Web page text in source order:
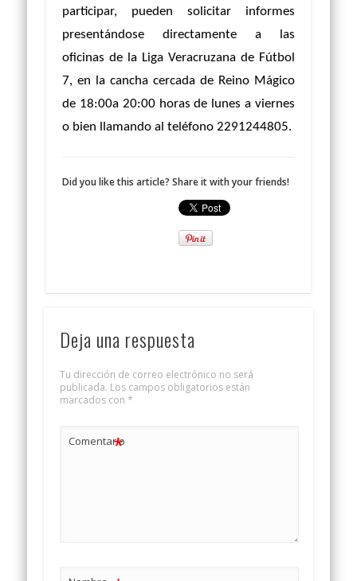
participar, pueden solicitar informes
presentándose directamente a las
oficinas de la Liga Veracruzana de Fútbol
7, en la cancha cercada de Reino Mágico
de 18:00a 20:00 horas de lunes a viernes
o bien llamando al teléfono 2291244805.
Did you like this article? Share it with your friends!
Deja una respuesta
Tu dirección de correo electrónico no será
publicada. Los campos obligatorios están
marcados con *
Comentario
*